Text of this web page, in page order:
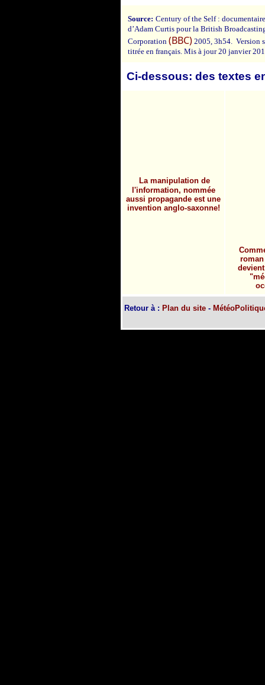
Source: Century of the Self : documentaire
d’Adam Curtis pour la British
Corporation (BBC) 2005, 3h54. Version
titrée en français. Mis à jour 20 janvier
Ci-dessous: des textes
La manipulation de
l'information, nommée
aussi propagande est une
invention anglo-saxonne!
Retour à : Plan du site -